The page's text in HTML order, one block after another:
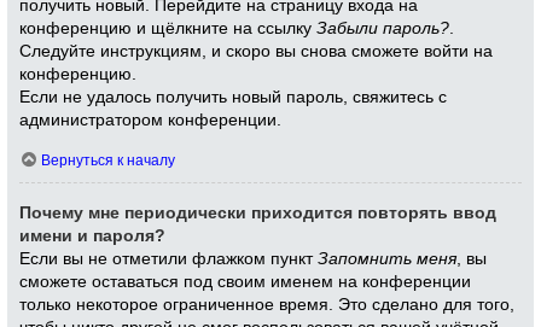
получить новый. Перейдите на страницу входа на
конференцию и щёлкните на ссылкуЗабыли пароль?
Следуйте инструкциям, и скоро вы снова сможете войти на
конференцию.
Если не удалось получить новый пароль, свяжитесь с
администратором конференции.
Вернуться к началу
Почему мне периодически приходится повторять ввод
имени и пароля?
Если вы не отметили флажком пунктЗапомнить меня , вы
сможете оставаться под своим именем на конференции
только некоторое ограниченное время. Это сделано для того,